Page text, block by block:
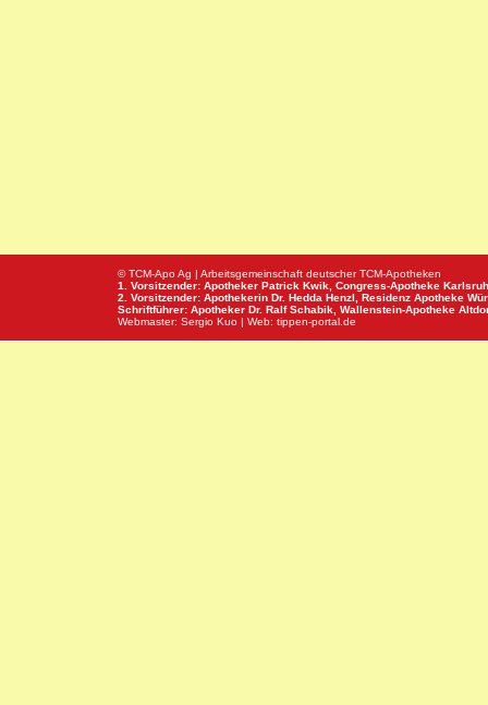
© TCM-Apo Ag | Arbeitsgemeinschaft deutscher TCM-Apotheken
1. Vorsitzender: Apotheker Patrick Kwik, Congress-Apotheke
2. Vorsitzender: Apothekerin Dr. Hedda Henzl, Residenz Apotheke
Schriftführer: Apotheker Dr. Ralf Schabik, Wallenstein-Apotheke
Webmaster: Sergio Kuo | Web: tippen-portal.de